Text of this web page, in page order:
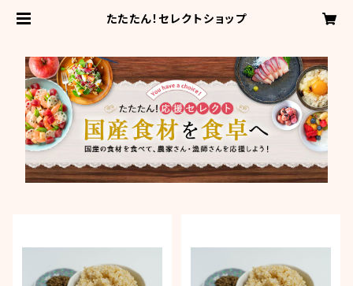
たたたん！セレクトショップ